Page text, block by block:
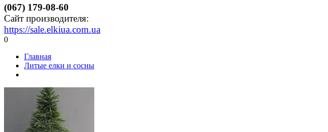
(067) 179-08-60
Сайт производителя:
https://sale.elkiua.com.ua
0
Главная
Литые елки и сосны